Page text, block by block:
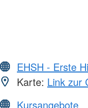
EHSH - Erste
Karte: Link zur
Kursangebote